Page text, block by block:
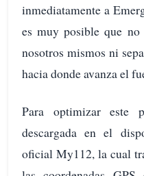
inmediatamente a
es muy posible que no
nosotros mismos ni
hacia donde avanza el
Para optimizar este
descargada en el
oficial My112, la cual